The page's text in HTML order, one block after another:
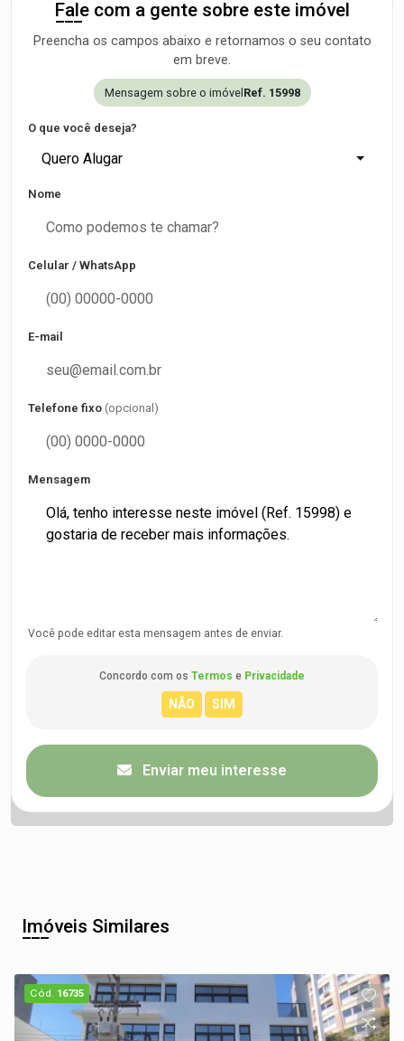
Fale com a gente sobre este imóvel
Preencha os campos abaixo e retornamos o seu contato
em breve.
Mensagem sobre o imóvelRef. 15998
O que você deseja?
Quero Alugar
Nome
Celular / WhatsApp
E-mail
Telefone fixo (opcional)
Mensagem
Você pode editar esta mensagem antes de enviar.
Concordo com os Termos e Privacidade
Enviar meu interesse
Imóveis Similares
Cód. 16735